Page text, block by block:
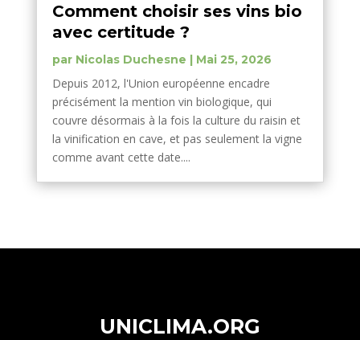
Comment choisir ses vins bio
avec certitude ?
par Nicolas Duchesne | Mai 25, 2026
Depuis 2012, l'Union européenne encadre
précisément la mention vin biologique, qui
couvre désormais à la fois la culture du raisin et
la vinification en cave, et pas seulement la vigne
comme avant cette date....
UNICLIMA.ORG